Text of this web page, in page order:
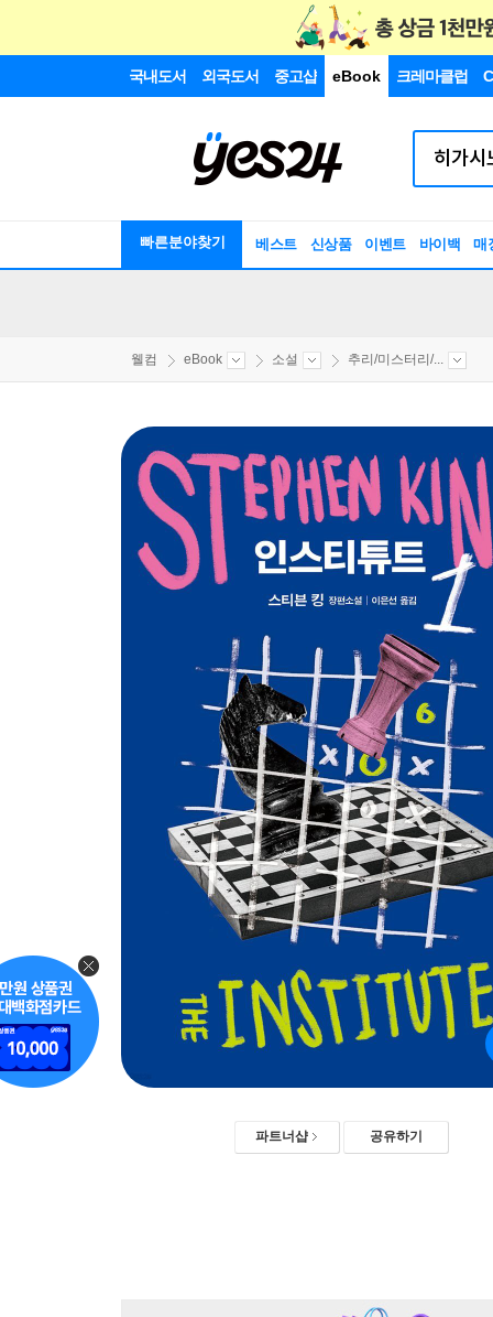
국내도서 외국도서 중고샵 eBook 크레마클럽
빠른분야찾기 베스트 신상품 이벤트 바이백 매
웰컴 eBook 소설 추리/미스터리/...
파트너샵 공유하기